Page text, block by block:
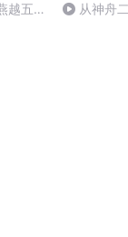
越五
从神舟